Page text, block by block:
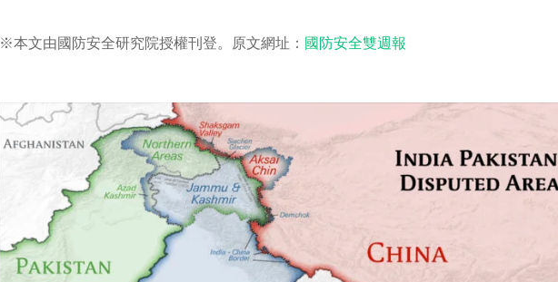
※本文由國防安全研究院授權刊登。原文網址： 國防安全雙週報